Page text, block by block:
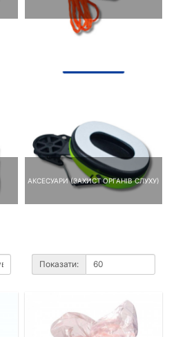
АКСЕСУАРИ (ЗАХИСТ ОРГАНІВ СЛУХУ)
Показати: